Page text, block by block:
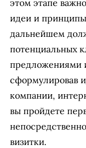
этом этапе
идеи и
дальнейшем
потенциальных
предложениями
сформулировав
компании,
вы пройдете
визитки.